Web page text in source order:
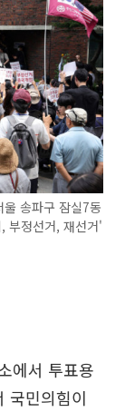
송파구 잠실7동
부정선거, 재선거'
에서 투표용
국민의힘이